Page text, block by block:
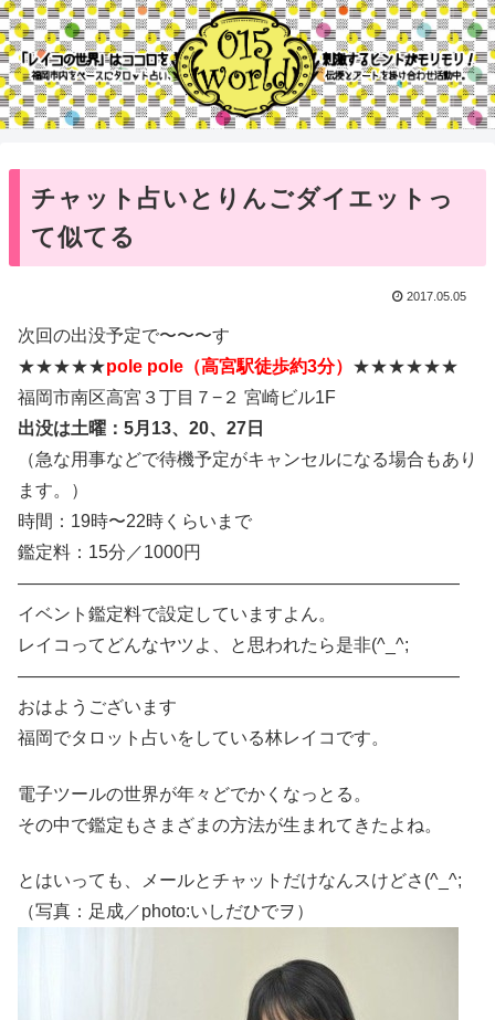
チャット占いとりんごダイエットっ
て似てる
2017.05.05
次回の出没予定で〜〜〜す
★★★★★pole pole（高宮駅徒歩約3分） ★★★★★★
福岡市南区高宮３丁目７−２ 宮崎ビル1F
出没は土曜：5月13、20、27日
（急な用事などで待機予定がキャンセルになる場合もあり
ます。）
時間：19時〜22時くらいまで
鑑定料：15分／1000円
―――――――――――――――――――――――――
イベント鑑定料で設定していますよん。
レイコってどんなヤツよ、と思われたら是非(^_^;
―――――――――――――――――――――――――
おはようございます
福岡でタロット占いをしている林レイコです。
電子ツールの世界が年々どでかくなっとる。
その中で鑑定もさまざまの方法が生まれてきたよね。
とはいっても、メールとチャットだけなんスけどさ(^_^;
（写真：足成／photo:いしだひでヲ）